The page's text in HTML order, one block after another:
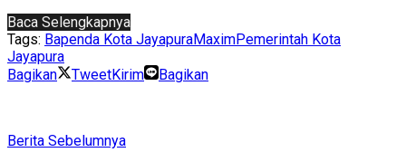
Baca Selengkapnya
Tags: Bapenda Kota JayapuraMaximPemerintah Kota
Jayapura
Bagikan
TweetKirim Bagikan
Berita Sebelumnya